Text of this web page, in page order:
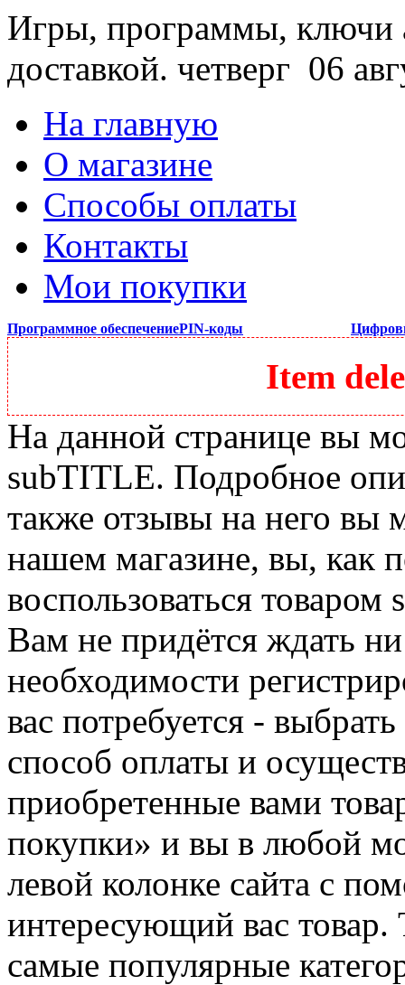
Игры, программы, ключи
доставкой. четверг 06
На главную
О магазине
Способы оплаты
Контакты
Мои покупки
Программное обеспечениеPIN-коды
Item
На данной странице вы
subTITLE. Подробное
также отзывы на него вы
нашем магазине, вы, как
воспользоваться
Вам не придётся ждать
необходимости
вас потребуется -
способ оплаты и
приобретенные вами
покупки» и вы в любой
левой колонке сайта с
интересующий вас
самые популярные